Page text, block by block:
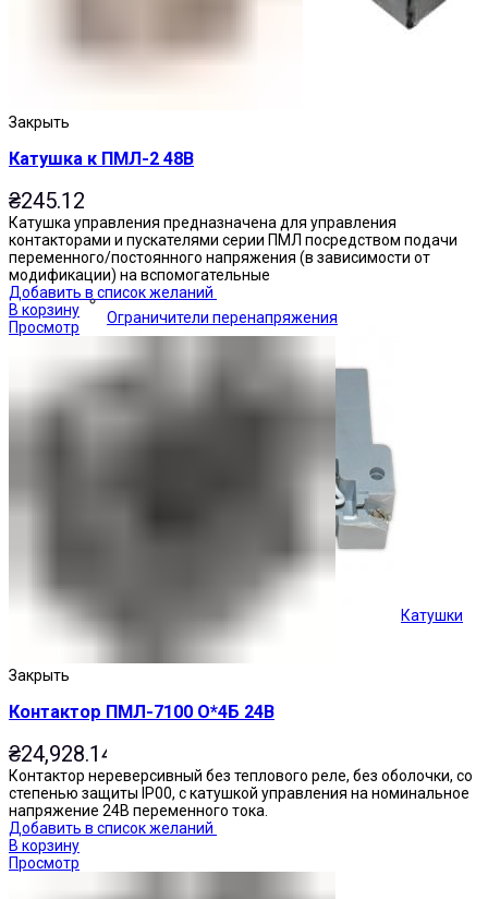
Ограничители перенапряжения
Катушки
Кнопки управления
Закрыть
Катушка к ПМЛ-2 48В
₴245.12
Катушка управления предназначена для управления
контакторами и пускателями серии ПМЛ посредством подачи
переменного/постоянного напряжения (в зависимости от
модификации) на вспомогательные
Добавить в список желаний
В корзину
Просмотр
Закрыть
Контактор ПМЛ-7100 О*4Б 24В
₴24,928.14
Контактор нереверсивный без теплового реле, без оболочки, со
степенью защиты IP00, с катушкой управления на номинальное
напряжение 24В переменного тока.
Добавить в список желаний
В корзину
Просмотр